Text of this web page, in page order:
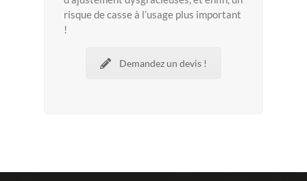
risque de casse à l’usage plus important
!
Demandez un devis !